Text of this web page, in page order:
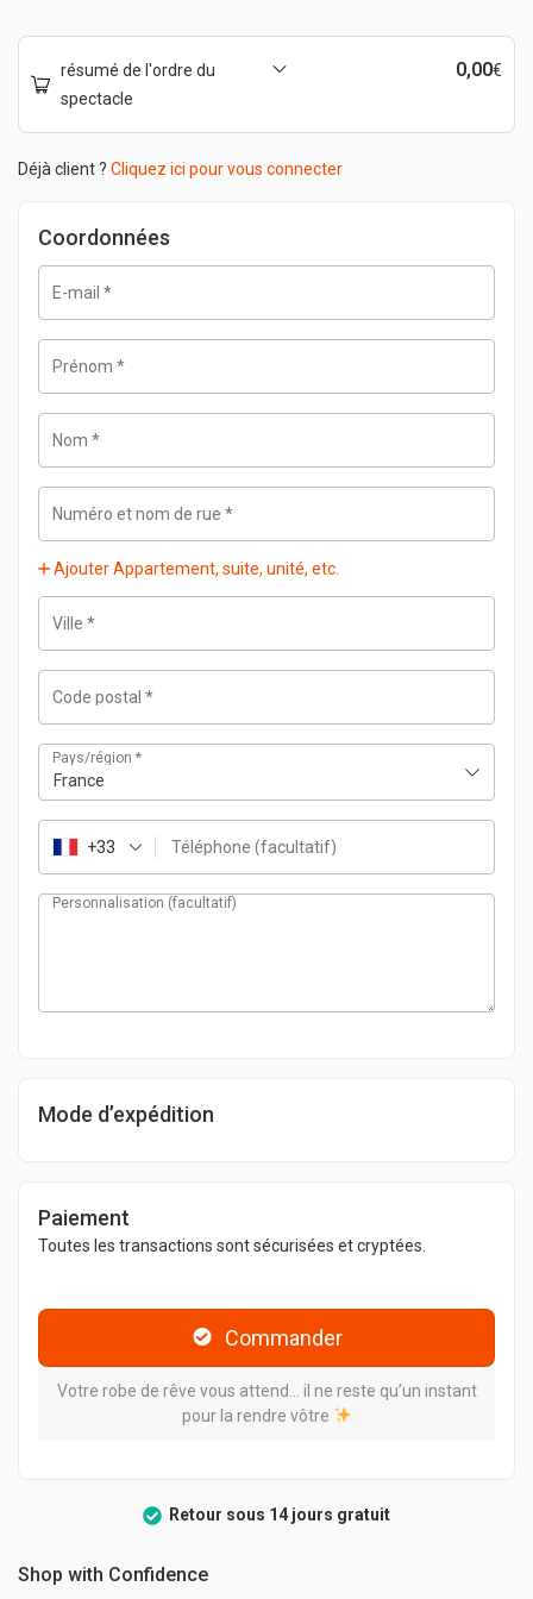
résumé de l'ordre du
spectacle
0,00€
Déjà client ? Cliquez ici pour vous connecter
Coordonnées
E-mail *
Prénom *
Nom *
Numéro et nom de rue *
Ajouter Appartement, suite, unité, etc.
Ville *
Code postal *
Pays/région *
France
Téléphone (facultatif)
+33
Personnalisation (facultatif)
Mode d’expédition
Paiement
Toutes les transactions sont sécurisées et cryptées.
Commander
Votre robe de rêve vous attend… il ne reste qu’un instant
pour la rendre vôtre
Retour sous 14 jours gratuit
Shop with Confidence